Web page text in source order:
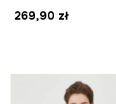
269,90 zł